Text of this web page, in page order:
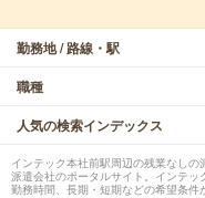
勤務地 / 路線・駅
職種
人気の検索インデックス
インテック本社前駅周辺の残業なし
派遣会社のポータルサイト。インテッ
勤務時間、長期・短期などの希望条件